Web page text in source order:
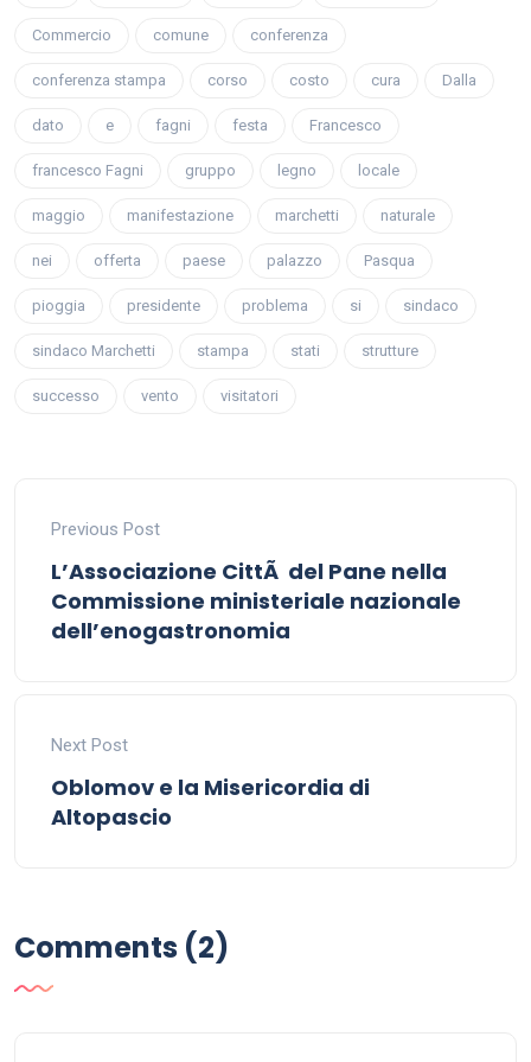
Commercio comune conferenza
conferenza stampa corso costo cura Dalla
dato e fagni festa Francesco
francesco Fagni gruppo legno locale
maggio manifestazione marchetti naturale
nei offerta paese palazzo Pasqua
pioggia presidente problema si sindaco
sindaco Marchetti stampa stati strutture
successo vento visitatori
Previous Post
L’Associazione CittÃ del Pane nella
Commissione ministeriale nazionale
dell’enogastronomia
Next Post
Oblomov e la Misericordia di
Altopascio
Comments (2)